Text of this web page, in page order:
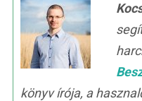
könyv írója, a